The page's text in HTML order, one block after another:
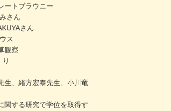
ートブラウニー
さん
さん
ス
察
生、緒方宏泰先生、小川竜
る研究で学位を取得す